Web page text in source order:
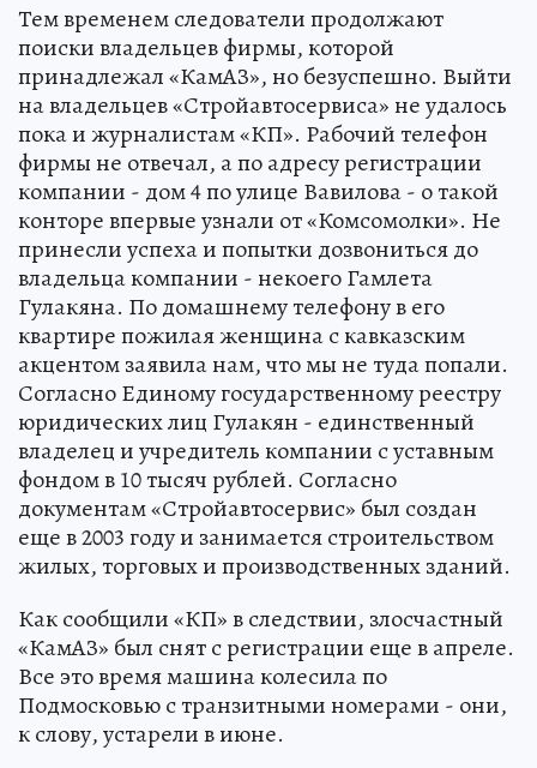
Тем временем следователи продолжают
поиски владельцев фирмы, которой
принадлежал «КамАЗ», но безуспешно. Выйти
на владельцев «Стройавтосервиса» не удалось
пока и журналистам «КП». Рабочий телефон
фирмы не отвечал, а по адресу регистрации
компании - дом 4 по улице Вавилова - о такой
конторе впервые узнали от «Комсомолки». Не
принесли успеха и попытки дозвониться до
владельца компании - некоего Гамлета
Гулакяна. По домашнему телефону в его
квартире пожилая женщина с кавказским
акцентом заявила нам, что мы не туда попали.
Согласно Единому государственному реестру
юридических лиц Гулакян - единственный
владелец и учредитель компании с уставным
фондом в 10 тысяч рублей. Согласно
документам «Стройавтосервис» был создан
еще в 2003 году и занимается строительством
жилых, торговых и производственных зданий.
Как сообщили «КП» в следствии, злосчастный
«КамАЗ» был снят с регистрации еще в апреле.
Все это время машина колесила по
Подмосковью с транзитными номерами - они,
к слову, устарели в июне.